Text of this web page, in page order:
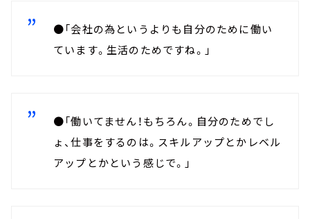
●「会社の為というよりも自分のために働い
ています。生活のためですね。」
●「働いてません！もちろん。自分のためでし
ょ、仕事をするのは。スキルアップとかレベル
アップとかという感じで。」